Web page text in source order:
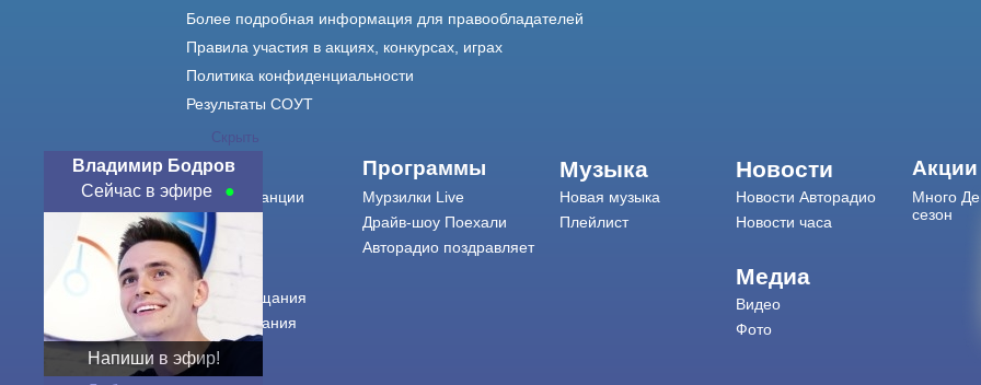
Скрыть
Владимир Бодров
Сейчас в эфире
Напиши в эфир!
Более подробная информация для правообладателей
Правила участия в акциях, конкурсах, играх
Политика конфиденциальности
Результаты СОУТ
О нас
О радиостанции
Команда
Контакты
Реклама
Города вещания
Сетка вещания
История
Оферта
Программы
Мурзилки Live
Драйв-шоу Поехали
Авторадио поздравляет
Музыка
Новая музыка
Плейлист
Новости
Новости Авторадио
Новости часа
Медиа
Видео
Фото
Много
сезон